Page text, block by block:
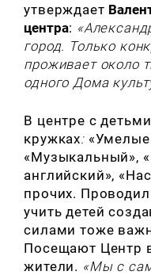
утверждает
центра:
город. Только
проживает около
одного Дома
В центре с
кружках: «Умелые
«Музыкальный»,
английский»,
прочих.
учить детей
силами тоже
Посещают Центр
жители. «Мы с